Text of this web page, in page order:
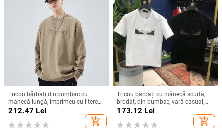
Tricou bărbați din bumbac cu
mânecă lungă, imprimeu cu litere,
croială lejeră, guler rotund, toamnă
imprimeu: litere; Croială: lejeră;
212.47 Lei
add_shopping_cart
Tricou bărbați cu mânecă scurtă,
brodat, din bumbac, vară casual,
guler rotund, croială Slim, stil
173.12 Lei
add_shopping_cart